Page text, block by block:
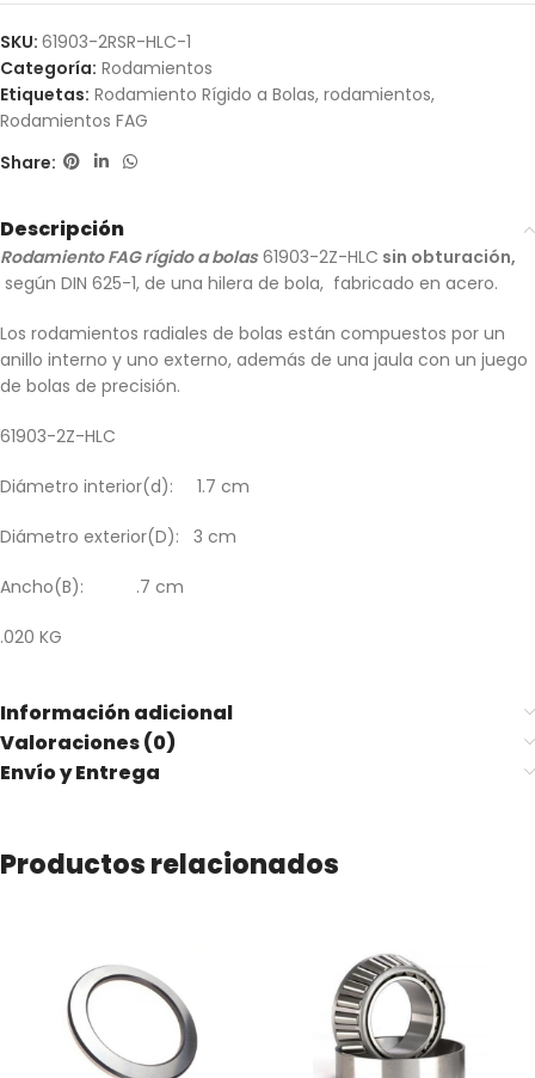
SKU: 61903-2RSR-HLC-1
Categoría: Rodamientos
Etiquetas: Rodamiento Rígido a Bolas, rodamientos,
Rodamientos FAG
Share:
Descripción
Rodamiento FAG rígido a bolas 61903-2Z-HLC sin obturación,
según DIN 625-1, de una hilera de bola, fabricado en acero.
Los rodamientos radiales de bolas están compuestos por un
anillo interno y uno externo, además de una jaula con un juego
de bolas de precisión.
61903-2Z-HLC
Diámetro interior(d): 1.7 cm
Diámetro exterior(D): 3 cm
Ancho(B): .7 cm
.020 KG
Información adicional
Valoraciones (0)
Envío y Entrega
Productos relacionados